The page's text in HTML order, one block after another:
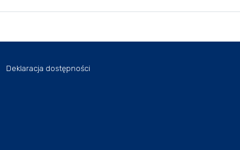
Deklaracja dostępności